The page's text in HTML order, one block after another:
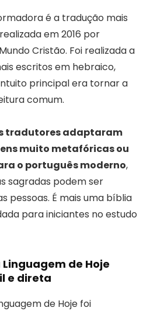
é a tradução mais
em 2016 por
Cristão. Foi realizada a
escritos em hebraico,
principal era tornar a
comum.
tradutores adaptaram
muito metafóricas ou
o português moderno,
sagradas podem ser
pessoas. É mais uma bíblia
para iniciantes no estudo
de Hoje
e direta
de Hoje foi